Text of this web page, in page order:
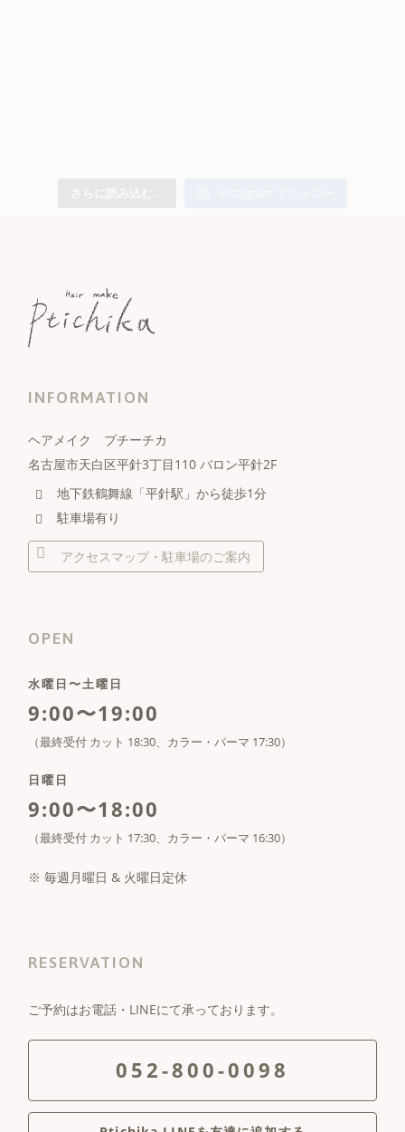
INFORMATION
ヘアメイク プチーチカ
名古屋市天白区平針3丁目110 バロン平針2F
地下鉄鶴舞線「平針駅」から徒歩1分
駐車場有り
アクセスマップ・駐車場のご案内
OPEN
水曜日〜土曜日
9:00〜19:00
（最終受付 カット 18:30、カラー・パーマ 17:30）
日曜日
9:00〜18:00
（最終受付 カット 17:30、カラー・パーマ 16:30）
※ 毎週月曜日 & 火曜日定休
RESERVATION
ご予約はお電話・LINEにて承っております。
052-800-0098